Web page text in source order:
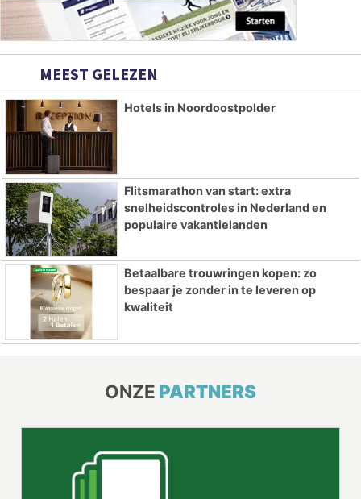
MEEST GELEZEN
Hotels in Noordoostpolder
Flitsmarathon van start: extra
snelheidscontroles in Nederland en
populaire vakantielanden
Betaalbare trouwringen kopen: zo
bespaar je zonder in te leveren op
kwaliteit
ONZE PARTNERS